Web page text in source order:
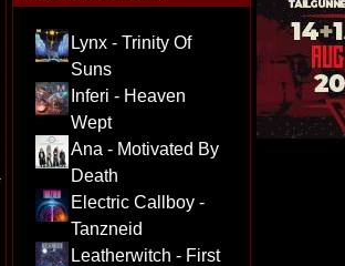
Lynx - Trinity Of
Suns
Inferi - Heaven
Wept
Ana - Motivated By
Death
Electric Callboy -
Tanzneid
Leatherwitch - First